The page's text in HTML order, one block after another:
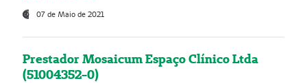
07 de Maio de 2021
Prestador Mosaicum Espaço Clínico Ltda
(51004352-0)